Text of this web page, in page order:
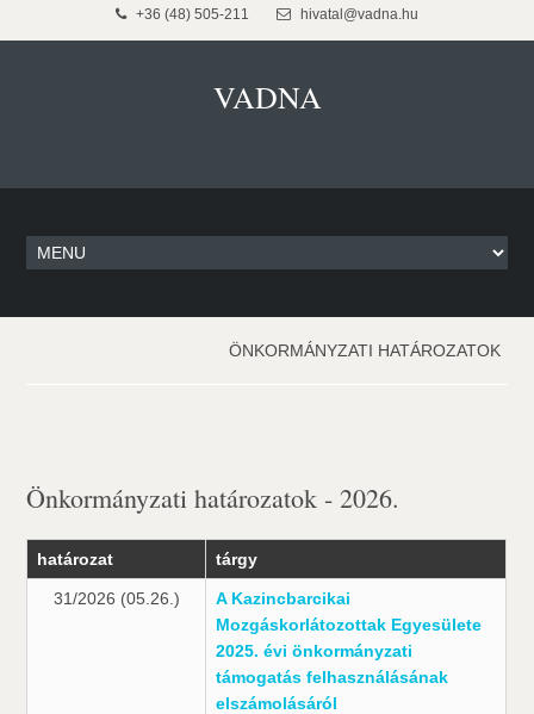
+36 (48) 505-211 hivatal@vadna.hu
VADNA
ÖNKORMÁNYZATI HATÁROZATOK
Önkormányzati határozatok - 2026.
határozat tárgy
31/2026 (05.26.)
A Kazincbarcikai
Mozgáskorlátozottak Egyesülete
2025. évi önkormányzati
támogatás felhasználásának
elszámolásáról